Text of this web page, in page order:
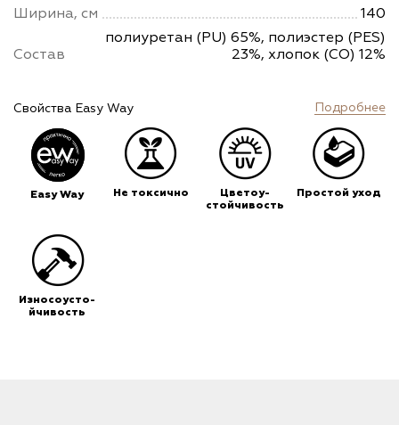
Ширина, см
140
Состав
полиуретан (PU) 65%, полиэстер (PES)
23%, хлопок (CO) 12%
Свойства Easy Way Подробнее
Easy Way Не токсично
Цветоу-
стойчивость
Простой уход
Износоусто-
йчивость